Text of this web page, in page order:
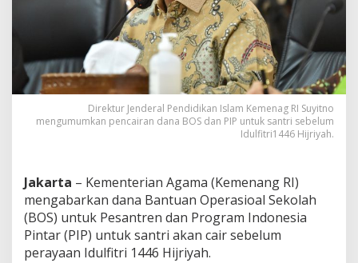
i
l
i
a
r
C
a
i
r
D
n
a
B
O
Direktur Jenderal Pendidikan Islam Kemenag RI Suyitno
mengumumkan pencairan dana BOS dan PIP untuk santri sebelum
Idulfitri1446 Hijriyah.
Jakarta – Kementerian Agama (Kemenang RI)
mengabarkan dana Bantuan Operasioal Sekolah
(BOS) untuk Pesantren dan Program Indonesia
Pintar (PIP) untuk santri akan cair sebelum
perayaan Idulfitri 1446 Hijriyah.